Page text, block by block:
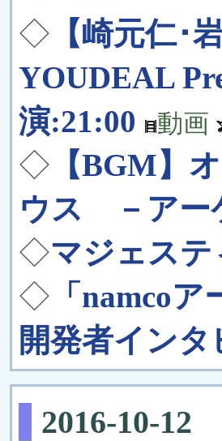
◇ 【崎元仁･
YOUDEAL
演:21:00
動画
◇ 【BGM】
ウス －アー
◇マジェス
◇ 「namco
開発者インタ
2016-10-12